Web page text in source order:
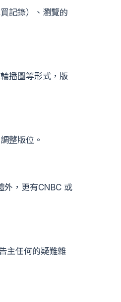
記錄）、瀏覽的
播圖等形式，版
整版位。
外，更有CNBC 或
主任何的疑難雜